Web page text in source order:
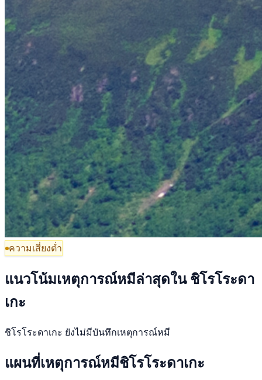
ความเสี่ยงต่ำ
แนวโน้มเหตุการณ์หมีล่าสุดใน ชิโรโระดา
เกะ
ชิโรโระดาเกะ ยังไม่มีบันทึกเหตุการณ์หมี
แผนที่เหตุการณ์หมีชิโรโระดาเกะ